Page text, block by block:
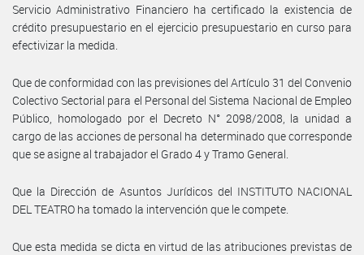
Servicio Administrativo Financiero ha certificado la existencia de
crédito presupuestario en el ejercicio presupuestario en curso para
efectivizar la medida.
Que de conformidad con las previsiones del Artículo 31 del Convenio
Colectivo Sectorial para el Personal del Sistema Nacional de Empleo
Público, homologado por el Decreto N° 2098/2008, la unidad a
cargo de las acciones de personal ha determinado que corresponde
que se asigne al trabajador el Grado 4 y Tramo General.
Que la Dirección de Asuntos Jurídicos del INSTITUTO NACIONAL
DEL TEATRO ha tomado la intervención que le compete.
Que esta medida se dicta en virtud de las atribuciones previstas de